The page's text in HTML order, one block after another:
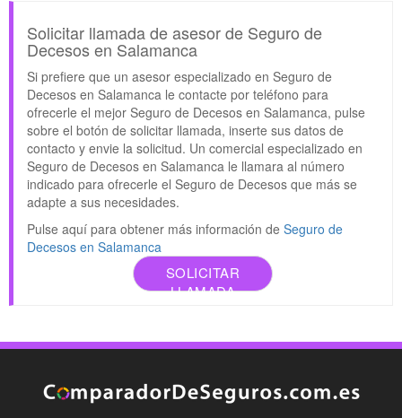
Solicitar llamada de asesor de Seguro de
Decesos en Salamanca
Si prefiere que un asesor especializado en Seguro de
Decesos en Salamanca le contacte por teléfono para
ofrecerle el mejor Seguro de Decesos en Salamanca, pulse
sobre el botón de solicitar llamada, inserte sus datos de
contacto y envie la solicitud. Un comercial especializado en
Seguro de Decesos en Salamanca le llamara al número
indicado para ofrecerle el Seguro de Decesos que más se
adapte a sus necesidades.
Pulse aquí para obtener más información de Seguro de
Decesos en Salamanca
SOLICITAR
LLAMADA